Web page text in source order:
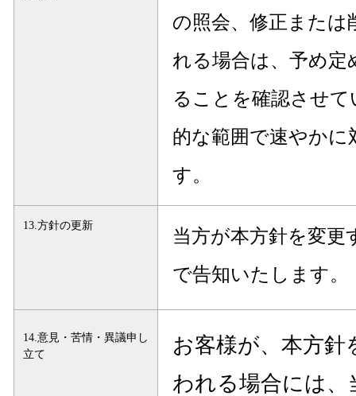
の照会、修正または
れる場合は、予め定
ることを確認させ
的な範囲で速やか
す。
13.方針の更新
当方が本方針を変更
で告知いたします。
14.意見・苦情・異議申し
立て
お客様が、本方
われる場合には